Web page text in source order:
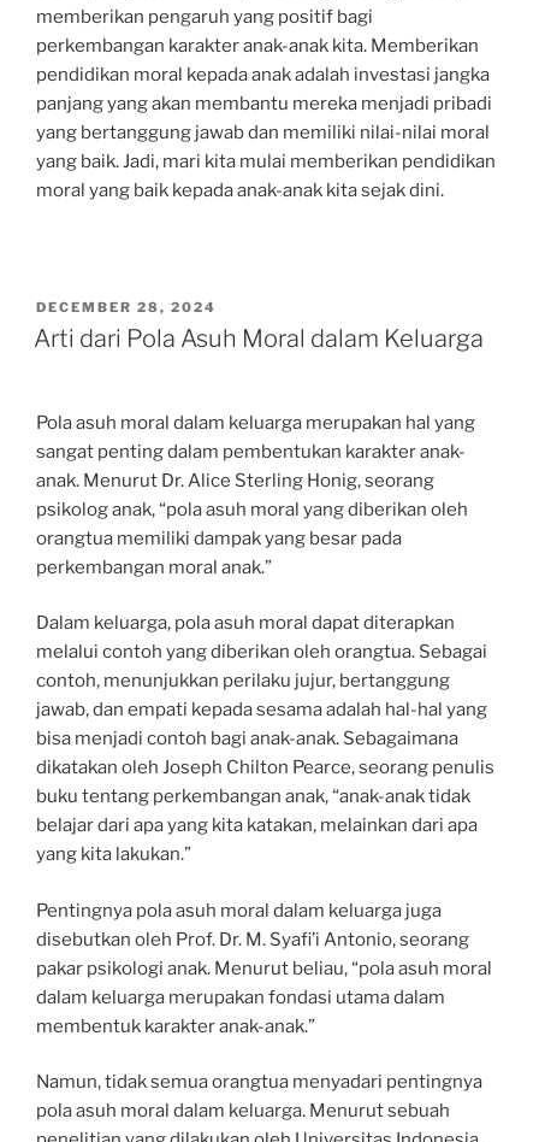
memberikan pengaruh yang positif bagi
perkembangan karakter anak-anak kita. Memberikan
pendidikan moral kepada anak adalah investasi jangka
panjang yang akan membantu mereka menjadi pribadi
yang bertanggung jawab dan memiliki nilai-nilai moral
yang baik. Jadi, mari kita mulai memberikan pendidikan
moral yang baik kepada anak-anak kita sejak dini.
POSTED
ON
DECEMBER 28, 2024
Arti dari Pola Asuh Moral dalam Keluarga
Pola asuh moral dalam keluarga merupakan hal yang
sangat penting dalam pembentukan karakter anak-
anak. Menurut Dr. Alice Sterling Honig, seorang
psikolog anak, “pola asuh moral yang diberikan oleh
orangtua memiliki dampak yang besar pada
perkembangan moral anak.”
Dalam keluarga, pola asuh moral dapat diterapkan
melalui contoh yang diberikan oleh orangtua. Sebagai
contoh, menunjukkan perilaku jujur, bertanggung
jawab, dan empati kepada sesama adalah hal-hal yang
bisa menjadi contoh bagi anak-anak. Sebagaimana
dikatakan oleh Joseph Chilton Pearce, seorang penulis
buku tentang perkembangan anak, “anak-anak tidak
belajar dari apa yang kita katakan, melainkan dari apa
yang kita lakukan.”
Pentingnya pola asuh moral dalam keluarga juga
disebutkan oleh Prof. Dr. M. Syafi’i Antonio, seorang
pakar psikologi anak. Menurut beliau, “pola asuh moral
dalam keluarga merupakan fondasi utama dalam
membentuk karakter anak-anak.”
Namun, tidak semua orangtua menyadari pentingnya
pola asuh moral dalam keluarga. Menurut sebuah